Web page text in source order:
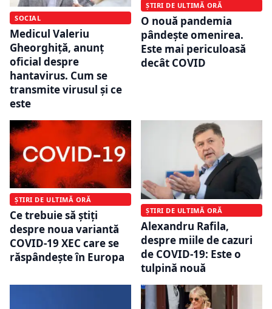
SOCIAL
Medicul Valeriu
Gheorghiță, anunț
oficial despre
hantavirus. Cum se
transmite virusul și ce
este
ȘTIRI DE ULTIMĂ ORĂ
O nouă pandemia
pândește omenirea.
Este mai periculoasă
decât COVID
ȘTIRI DE ULTIMĂ ORĂ
Ce trebuie să știți
despre noua variantă
COVID-19 XEC care se
răspândește în Europa
ȘTIRI DE ULTIMĂ ORĂ
Alexandru Rafila,
despre miile de cazuri
de COVID-19: Este o
tulpină nouă